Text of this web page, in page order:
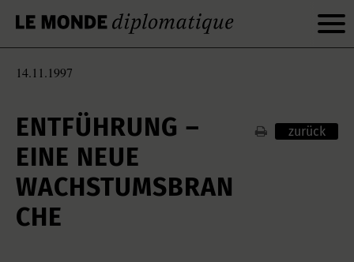
14.11.1997
ENTFÜHRUNG –
EINE NEUE
WACHSTUMSBRAN
CHE
zurück